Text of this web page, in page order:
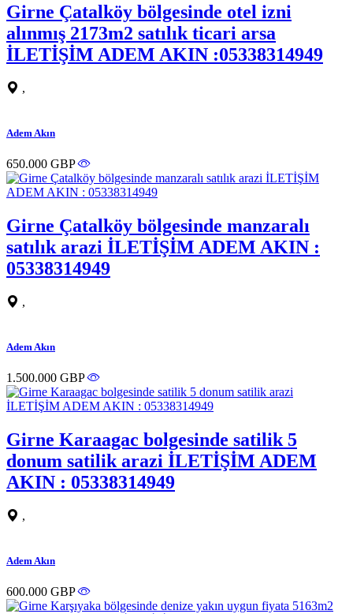
Girne Çatalköy bölgesinde otel izni
alınmış 2173m2 satılık ticari arsa
İLETİŞİM ADEM AKIN :05338314949
,
Adem Akın
650.000 GBP
Girne Çatalköy bölgesinde manzaralı
satılık arazi İLETİŞİM ADEM AKIN :
05338314949
,
Adem Akın
1.500.000 GBP
Girne Karaagac bolgesinde satilik 5
donum satilik arazi İLETİŞİM ADEM
AKIN : 05338314949
,
Adem Akın
600.000 GBP